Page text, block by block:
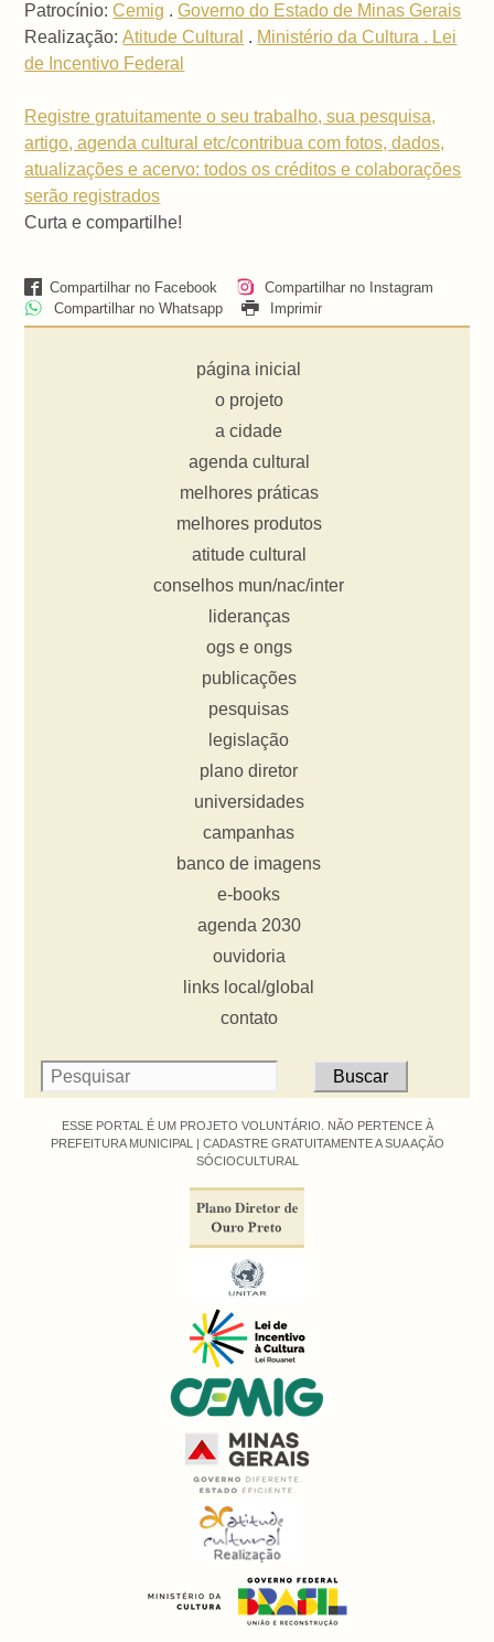
Patrocínio:Cemig .Governo do Estado de Minas Gerais
Realização:Atitude Cultural . Ministério da Cultura . Lei
de Incentivo Federal
Registre gratuitamente o seu trabalho, sua pesquisa,
artigo, agenda cultural etc/contribua com fotos, dados,
atualizações e acervo: todos os créditos e colaborações
serão registrados
Curta e compartilhe!
Compartilhar no Facebook
Compartilhar no Instagram
Compartilhar no Whatsapp
Imprimir
página inicial
o projeto
a cidade
agenda cultural
melhores práticas
melhores produtos
atitude cultural
conselhos mun/nac/inter
lideranças
ogs e ongs
publicações
pesquisas
legislação
plano diretor
universidades
campanhas
banco de imagens
e-books
agenda 2030
ouvidoria
links local/global
contato
ESSE PORTAL É UM PROJETO VOLUNTÁRIO. NÃO PERTENCE À
PREFEITURA MUNICIPAL | CADASTRE GRATUITAMENTE A SUA AÇÃO
SÓCIOCULTURAL